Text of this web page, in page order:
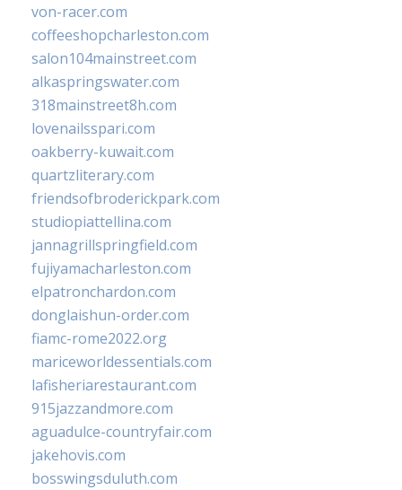
von-racer.com
coffeeshopcharleston.com
salon104mainstreet.com
alkaspringswater.com
318mainstreet8h.com
lovenailsspari.com
oakberry-kuwait.com
quartzliterary.com
friendsofbroderickpark.com
studiopiattellina.com
jannagrillspringfield.com
fujiyamacharleston.com
elpatronchardon.com
donglaishun-order.com
fiamc-rome2022.org
mariceworldessentials.com
lafisheriarestaurant.com
915jazzandmore.com
aguadulce-countryfair.com
jakehovis.com
bosswingsduluth.com